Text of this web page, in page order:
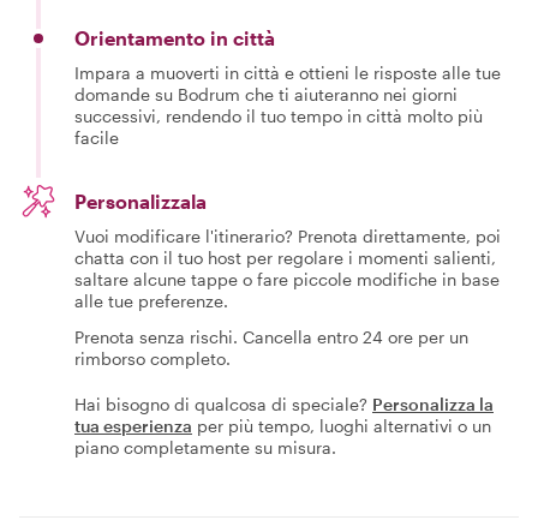
Orientamento in città
Impara a muoverti in città e ottieni le risposte alle tue
domande su Bodrum che ti aiuteranno nei giorni
successivi, rendendo il tuo tempo in città molto più
facile
Personalizzala
Vuoi modificare l'itinerario? Prenota direttamente, poi
chatta con il tuo host per regolare i momenti salienti,
saltare alcune tappe o fare piccole modifiche in base
alle tue preferenze.
Prenota senza rischi. Cancella entro 24 ore per un
rimborso completo.
Hai bisogno di qualcosa di speciale? Personalizza la
tua esperienza per più tempo, luoghi alternativi o un
piano completamente su misura.